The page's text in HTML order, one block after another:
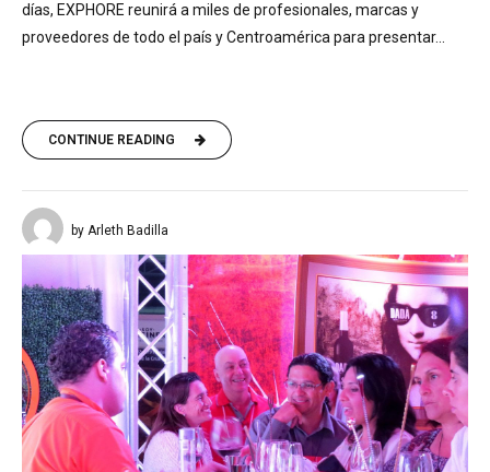
días, EXPHORE reunirá a miles de profesionales, marcas y
proveedores de todo el país y Centroamérica para presentar...
CONTINUE READING
by Arleth Badilla